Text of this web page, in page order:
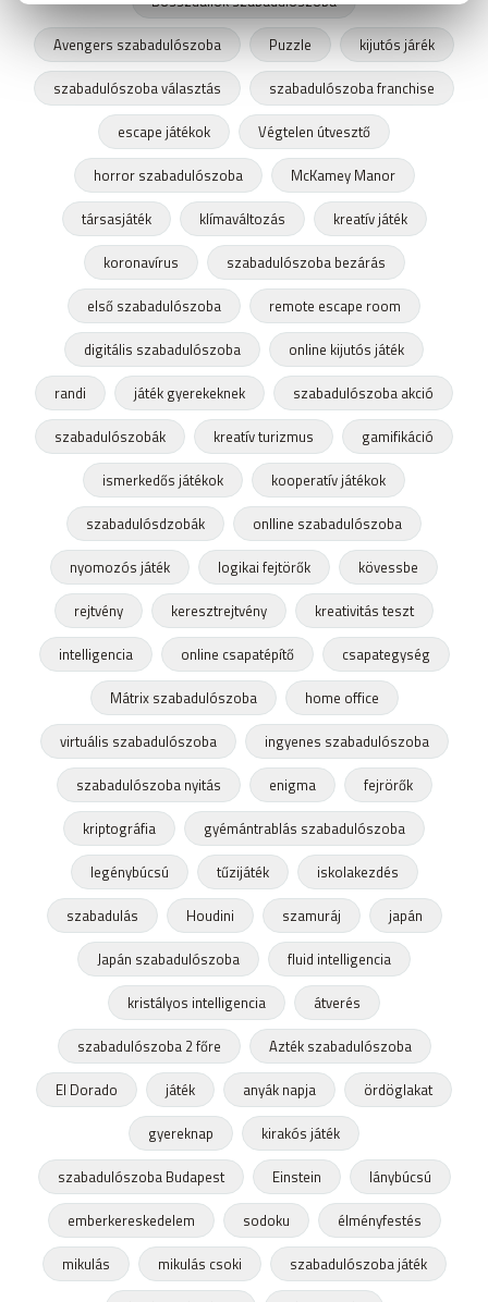
Avengers szabadulószoba
Puzzle
kijutós járék
szabadulószoba választás
szabadulószoba franchise
escape játékok
Végtelen útvesztő
horror szabadulószoba
McKamey Manor
társasjáték
klímaváltozás
kreatív játék
koronavírus
szabadulószoba bezárás
első szabadulószoba
remote escape room
digitális szabadulószoba
online kijutós játék
randi
játék gyerekeknek
szabadulószoba akció
szabadulószobák
kreatív turizmus
gamifikáció
ismerkedős játékok
kooperatív játékok
szabadulósdzobák
onlline szabadulószoba
nyomozós játék
logikai fejtörők
kövessbe
rejtvény
keresztrejtvény
kreativitás teszt
intelligencia
online csapatépítő
csapategység
Mátrix szabadulószoba
home office
virtuális szabadulószoba
ingyenes szabadulószoba
szabadulószoba nyitás
enigma
fejrörők
kriptográfia
gyémántrablás szabadulószoba
legénybúcsú
tűzijáték
iskolakezdés
szabadulás
Houdini szamuráj
japán
Japán szabadulószoba
fluid intelligencia
kristályos intelligencia
átverés
szabadulószoba 2 főre
Azték szabadulószoba
El Dorado
játék anyák napja
ördöglakat
gyereknap
kirakós játék
szabadulószoba Budapest
Einstein
lánybúcsú
emberkereskedelem
sodoku
élményfestés
mikulás
mikulás csoki
szabadulószoba játék